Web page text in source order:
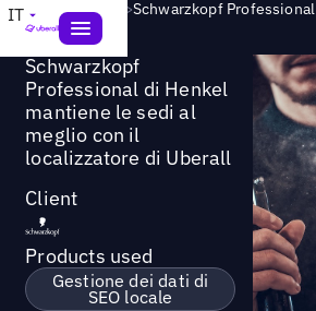
IT Success Story >
Schwarzkopf
Professional di Henkel
mantiene le sedi al
meglio con il
localizzatore di Uberall
Client
Products used
Gestione dei dati di
SEO locale